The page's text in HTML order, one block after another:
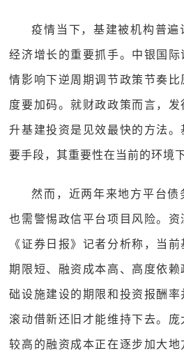
疫情当下，基建被机构普
经济增长的重要抓手。中银国
情影响下逆周期调节政策节奏
度要加码。就财政政策而言，
升基建投资是见效最快的方法
要手段，其重要性在当前的环境
然而，近两年来地方平台债
也需警惕政信平台项目风险。
《证券日报》记者分析称，当
期限短、融资成本高、高度依
础设施建设的期限和投资报酬
滚动借新还旧才能维持下去。
较高的融资成本正在逐步加大